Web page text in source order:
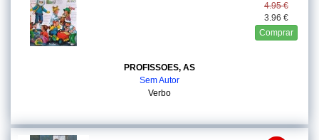
4.95 €
3.96 €
Comprar
PROFISSOES, AS
Sem Autor
Verbo